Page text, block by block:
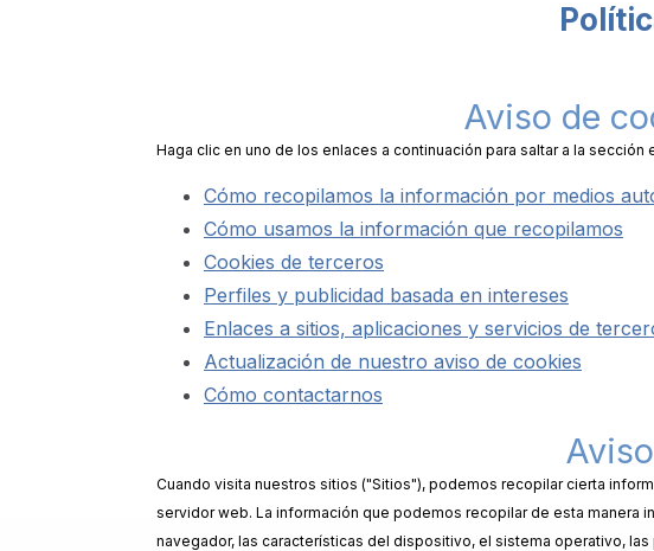
Aviso de
Haga clic en uno de los enlaces a continuación para saltar a la sección
Cómo recopilamos la información por medios
Cómo usamos la información que recopilamos
Cookies de terceros
Perfiles y publicidad basada en intereses
Enlaces a sitios, aplicaciones y servicios de
Actualización de nuestro aviso de cookies
Cómo contactarnos
Cuando visita nuestros sitios ("Sitios"), podemos recopilar cierta
servidor web. La información que podemos recopilar de esta manera
navegador, las características del dispositivo, el sistema operativo,